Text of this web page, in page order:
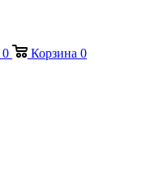
0 Корзина 0